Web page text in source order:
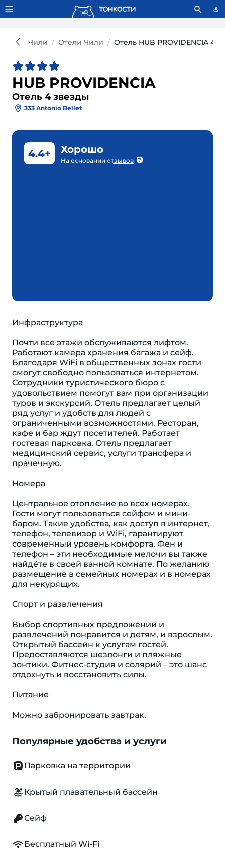
Тонкости используют сookie-файлы. Что это значит?
Чили Отели Чили Отель HUB PROVIDENCIA 4*
HUB PROVIDENCIA
Отель 4 звезды
333 Antonio Bellet
4.4+ Хорошо
На основании отзывов
Инфраструктура
Почти все этажи обслуживаются лифтом.
Работают камера хранения багажа и сейф.
Благодаря WiFi в общественных зонах гости
смогут свободно пользоваться интернетом.
Сотрудники туристического бюро с
удовольствием помогут вам при организации
туров и экскурсий. Отель предлагает целый
ряд услуг и удобств для людей с
ограниченными возможностями. Ресторан,
кафе и бар ждут посетителей. Работает
гостевая парковка. Отель предлагает
медицинский сервис, услуги трансфера и
прачечную.
Номера
Центральное отопление во всех номерах.
Гости могут пользоваться сейфом и мини-
баром. Такие удобства, как доступ в интернет,
телефон, телевизор и WiFi, гарантируют
современный уровень комфорта. Фен и
телефон – эти необходимые мелочи вы также
найдёте в своей ванной комнате. По желанию
размещение в семейных номерах и в номерах
для некурящих.
Спорт и развлечения
Выбор спортивных предложений и
развлечений понравится и детям, и взрослым.
Открытый бассейн к услугам гостей.
Предоставляются шезлонги и пляжные
зонтики. Фитнес-студия и солярий – это шанс
отдохнуть и восстановить силы.
Питание
Можно забронировать завтрак.
Популярные удобства и услуги
Парковка на территории
Крытый плавательный бассейн
Сейф
Бесплатный Wi-Fi